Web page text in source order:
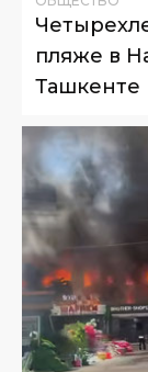
пляже в
Ташкенте